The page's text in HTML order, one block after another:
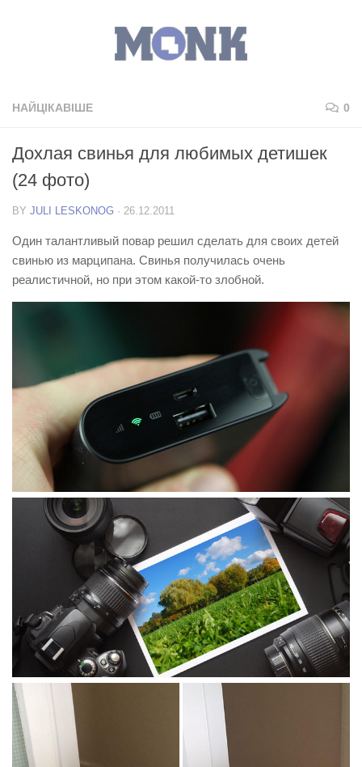
НАЙЦІКАВІШЕ 0
Дохлая свинья для любимых детишек
(24 фото)
BY JULI LESKONOG · 26.12.2011
Один талантливый повар решил сделать для своих детей
свинью из марципана. Свинья получилась очень
реалистичной, но при этом какой-то злобной.